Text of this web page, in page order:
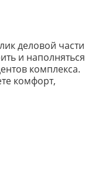
деловой части
и наполняться
комплекса.
комфорт,